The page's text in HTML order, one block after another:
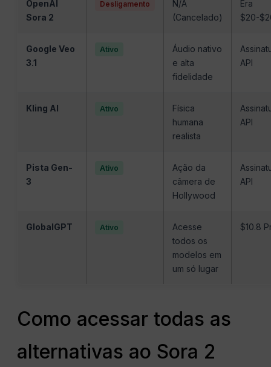
OpenAI
Sora 2
Desligamento
N/A
(Cancelado)
Era
$20-
Google Veo
3.1
Ativo
Áudio nativo
e alta
fidelidade
API
Kling AI Ativo
Física
humana
realista
API
Pista Gen-
3
Ativo
Ação da
câmera de
Hollywood
API
GlobalGPT Ativo
Acesse
todos os
modelos em
um só lugar
$10.8
Como acessar todas as
alternativas ao Sora 2